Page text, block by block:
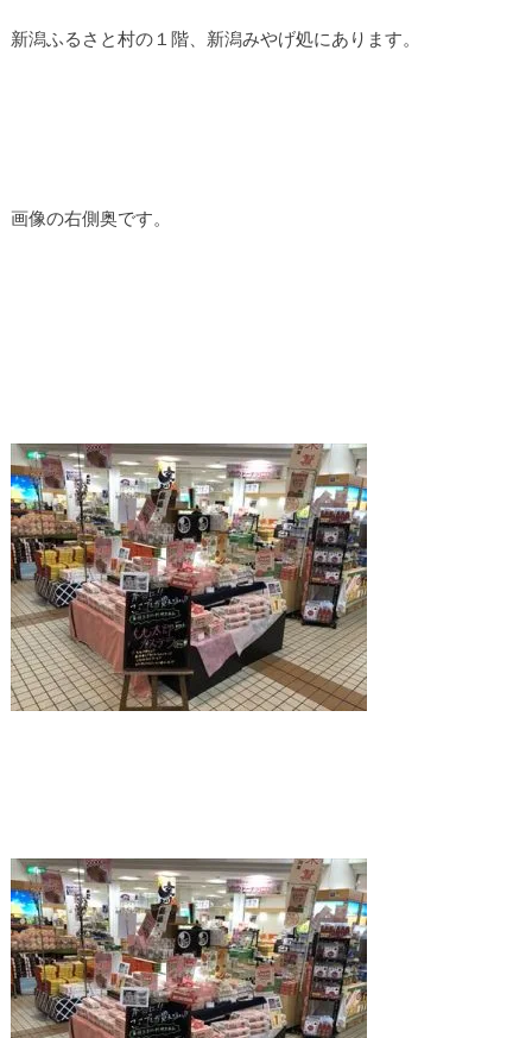
新潟ふるさと村の１階、新潟みやげ処にあります。
画像の右側奥です。